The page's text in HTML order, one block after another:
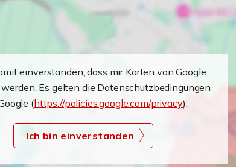
einverstanden, dass mir Karten von Google
Es gelten die Datenschutzbedingungen
(https://policies.google.com/privacy).
Ich bin einverstanden